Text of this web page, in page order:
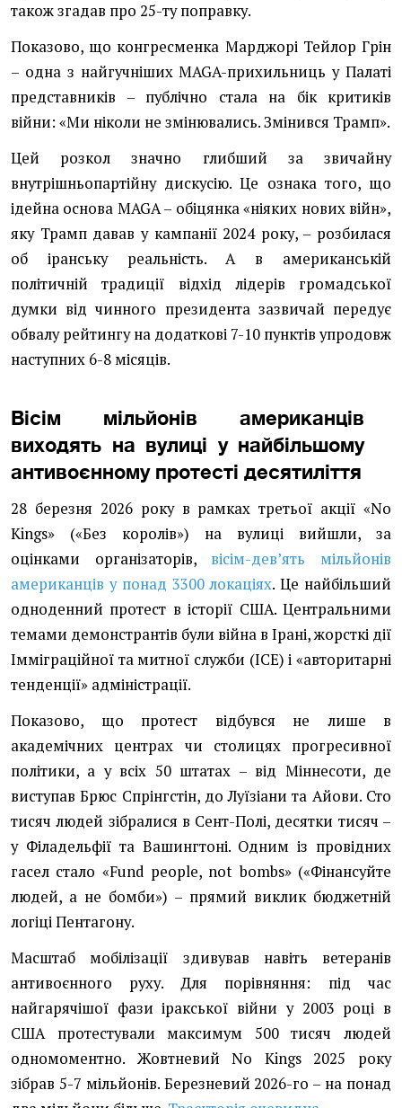
також згадав про 25-ту поправку.
Показово, що конгресменка Марджорі Тейлор Грін
– одна з найгучніших MAGA-прихильниць у Палаті
представників – публічно стала на бік критиків
війни: «Ми ніколи не змінювались. Змінився Трамп».
Цей розкол значно глибший за звичайну
внутрішньопартійну дискусію. Це ознака того, що
ідейна основа MAGA – обіцянка «ніяких нових війн»,
яку Трамп давав у кампанії 2024 року, – розбилася
об іранську реальність. А в американській
політичній традиції відхід лідерів громадської
думки від чинного президента зазвичай передує
обвалу рейтингу на додаткові 7-10 пунктів упродовж
наступних 6-8 місяців.
Вісім мільйонів американців
виходять на вулиці у найбільшому
антивоєнному протесті десятиліття
28 березня 2026 року в рамках третьої акції «No
Kings» («Без королів») на вулиці вийшли, за
оцінками організаторів, вісім-девʼять мільйонів
американців у понад 3300 локаціях. Це найбільший
одноденний протест в історії США. Центральними
темами демонстрантів були війна в Ірані, жорсткі дії
Імміграційної та митної служби (ICE) і «авторитарні
тенденції» адміністрації.
Показово, що протест відбувся не лише в
академічних центрах чи столицях прогресивної
політики, а у всіх 50 штатах – від Міннесоти, де
виступав Брюс Спрінгстін, до Луїзіани та Айови. Сто
тисяч людей зібралися в Сент-Полі, десятки тисяч –
у Філадельфії та Вашингтоні. Одним із провідних
гасел стало «Fund people, not bombs» («Фінансуйте
людей, а не бомби») – прямий виклик бюджетній
логіці Пентагону.
Масштаб мобілізації здивував навіть ветеранів
антивоєнного руху. Для порівняння: під час
найгарячішої фази іракської війни у 2003 році в
США протестували максимум 500 тисяч людей
одномоментно. Жовтневий No Kings 2025 року
зібрав 5-7 мільйонів. Березневий 2026-го – на понад